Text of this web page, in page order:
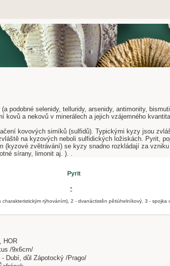
(a podobné selenidy, telluridy, arsenidy, antimonity,
kovů a nekovů v minerálech a jejich vzájemného
kovových sirníků (sulfidů). Typickými kyzy jsou
na kyzových neboli sulfidických ložiskách. Pyrit,
(kyzové zvětrávání) se kyzy snadno rozkládají za
sírany, limonit aj. ). .
Pyrit
*
rýhováním), 2 - dvanáctistěn pětiúhelníkový, 3 - spojka
HOR
/9x6cm/
- Dubí, důl Zápotocký /Prago/